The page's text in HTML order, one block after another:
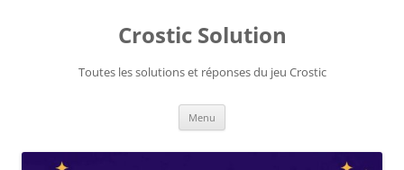
Crostic Solution
Toutes les solutions et réponses du jeu Crostic
Menu